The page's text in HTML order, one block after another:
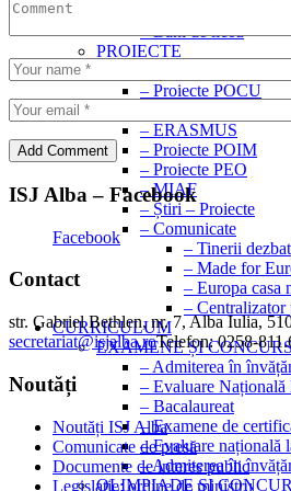
– Bani de liceu
PROIECTE
– Proiecte POCU
– ERASMUS
– Proiecte POIM
– Proiecte PEO
– MIAF
– Știri – Proiecte
– Comunicate
– Tinerii dezbat
– Made for
– Europa casa
– Centralizator
CURRICULUM
EXAMENE ȘI
– Admiterea în
– Evaluare
– Bacalaureat
– Examene de
– Evaluare națională
– Admiterea în
OLIMPIADE ȘI
ISJ Alba – Facebook
Facebook
Contact
str. Gabriel Bethlen, nr. 7, Alba Iulia,
secretariat@isjalba.roTelefon: 0258-
Noutăți
Noutăți ISJ Alba
Comunicate de presă
Documente de interes public
Legislație: ordine de ministru